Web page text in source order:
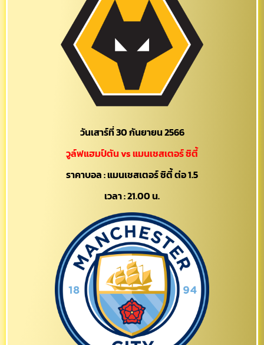
วันเสาร์ที่ 30 กันยายน 2566
วูล์ฟแฮมป์ตัน vs แมนเชสเตอร์ ซิตี้
ราคาบอล : แมนเชสเตอร์ ซิตี้ ต่อ 1.5
เวลา : 21.00 น.